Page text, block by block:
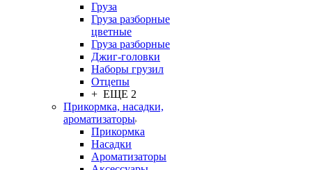
Груза
Груза разборные
цветные
Груза разборные
Джиг-головки
Наборы грузил
Отцепы
+ ЕЩЕ 2
Прикормка, насадки,
ароматизаторы
Прикормка
Насадки
Ароматизаторы